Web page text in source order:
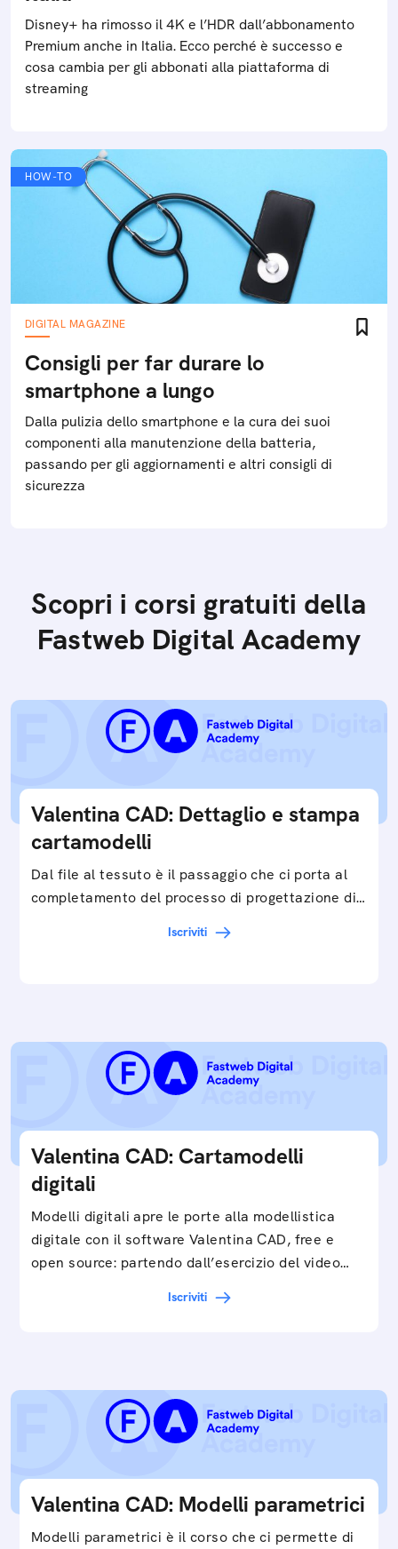
Disney+ ha rimosso il 4K e l’HDR dall’abbonamento
Premium anche in Italia. Ecco perché è successo e
cosa cambia per gli abbonati alla piattaforma di
streaming
HOW-TO
DIGITAL MAGAZINE
Consigli per far durare lo
smartphone a lungo
Dalla pulizia dello smartphone e la cura dei suoi
componenti alla manutenzione della batteria,
passando per gli aggiornamenti e altri consigli di
sicurezza
Scopri i corsi gratuiti della
Fastweb Digital Academy
Valentina CAD: Dettaglio e stampa
cartamodelli
Dal file al tessuto è il passaggio che ci porta al
completamento del processo di progettazione di
Iscriviti
Valentina CAD: Cartamodelli
digitali
Modelli digitali apre le porte alla modellistica
digitale con il software Valentina CAD, free e
open source: partendo dall’esercizio del video…
Iscriviti
Valentina CAD: Modelli parametrici
Modelli parametrici è il corso che ci permette di